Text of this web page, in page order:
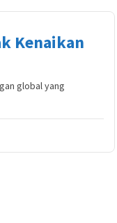
Kenaikan
global yang